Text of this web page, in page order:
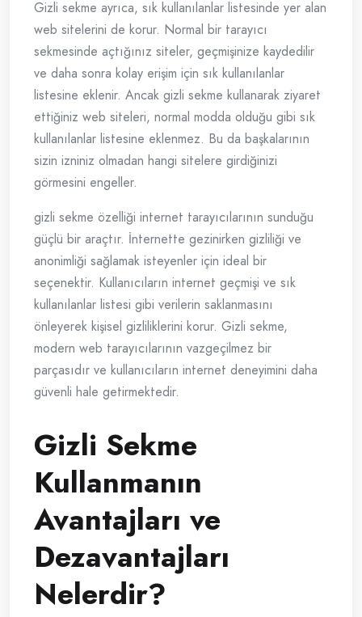
Gizli sekme ayrıca, sık kullanılanlar listesinde yer alan
web sitelerini de korur. Normal bir tarayıcı
sekmesinde açtığınız siteler, geçmişinize kaydedilir
ve daha sonra kolay erişim için sık kullanılanlar
listesine eklenir. Ancak gizli sekme kullanarak ziyaret
ettiğiniz web siteleri, normal modda olduğu gibi sık
kullanılanlar listesine eklenmez. Bu da başkalarının
sizin izniniz olmadan hangi sitelere girdiğinizi
görmesini engeller.
gizli sekme özelliği internet tarayıcılarının sunduğu
güçlü bir araçtır. İnternette gezinirken gizliliği ve
anonimliği sağlamak isteyenler için ideal bir
seçenektir. Kullanıcıların internet geçmişi ve sık
kullanılanlar listesi gibi verilerin saklanmasını
önleyerek kişisel gizliliklerini korur. Gizli sekme,
modern web tarayıcılarının vazgeçilmez bir
parçasıdır ve kullanıcıların internet deneyimini daha
güvenli hale getirmektedir.
Gizli Sekme
Kullanmanın
Avantajları ve
Dezavantajları
Nelerdir?